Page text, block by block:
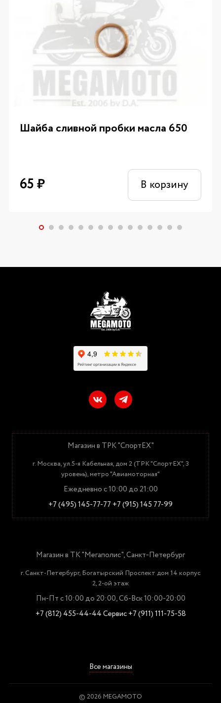
Шайба сливной пробки масла 650
65₽ В корзину
Магазин в ТРК "СпортЕХ"
г. Москва, ул.5-я Кабельная, дом 2 (ТРК "СпортЕХ", 3
уровень), метро "Авиамоторная"
Ежедневно с 10:00 до 21:00
+7 (495) 145-77-77 +7 (915) 145 77-99
Магазин в ТК "Мегаполис", Санкт-Петербург
г. Санкт-Петербург, Богатырский Проспект дом 14 корпус
2, 2-ой этаж
Пн-Пт с 10:00 до 20:00, Сб-Вск 10:00-20:00
+7 (812) 455-44-44Сервис +7 (911) 111-75-58
Все магазины
© 2026 MEGAMOTO